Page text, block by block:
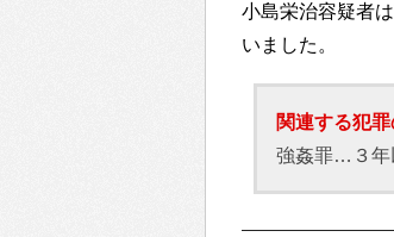
小島栄治容疑者
いました。
関連する犯罪
強姦罪…３年